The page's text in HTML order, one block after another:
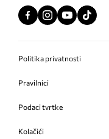
Politika privatnosti
Pravilnici
Podaci tvrtke
Kolačići